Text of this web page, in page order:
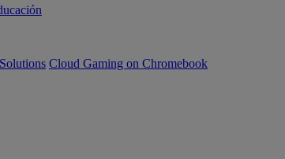
Cloud Gaming on Chromebook